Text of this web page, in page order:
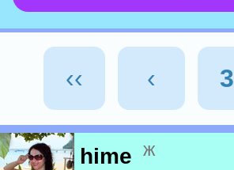
‹‹ ‹ 3
hime ж